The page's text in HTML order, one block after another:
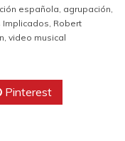
española agrupación
Implicados Robert
video musical
Pinterest